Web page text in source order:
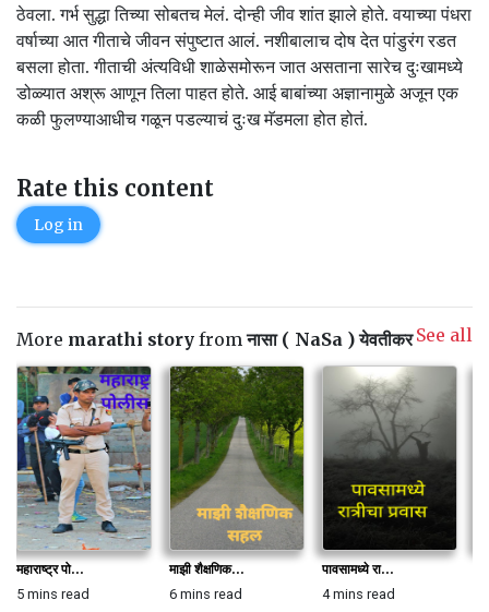
ठेवला. गर्भ सुद्धा तिच्या सोबतच मेलं. दोन्ही जीव शांत झाले होते. वयाच्या पंधरा
वर्षाच्या आत गीताचे जीवन संपुष्टात आलं. नशीबालाच दोष देत पांडुरंग रडत
बसला होता. गीताची अंत्यविधी शाळेसमोरून जात असताना सारेच दुःखामध्ये
डोळ्यात अश्रू आणून तिला पाहत होते. आई बाबांच्या अज्ञानामुळे अजून एक
कळी फुलण्याआधीच गळून पडल्याचं दुःख मॅडमला होत होतं.
Rate this content
Log in
More marathi story fromनासा ( NaSa ) येवतीकर See all
महाराष्ट्र पो...
5 mins read
माझी शैक्षणिक...
6 mins read
पावसामध्ये रा...
4 mins read